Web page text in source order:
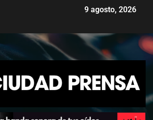
9 agosto, 2026